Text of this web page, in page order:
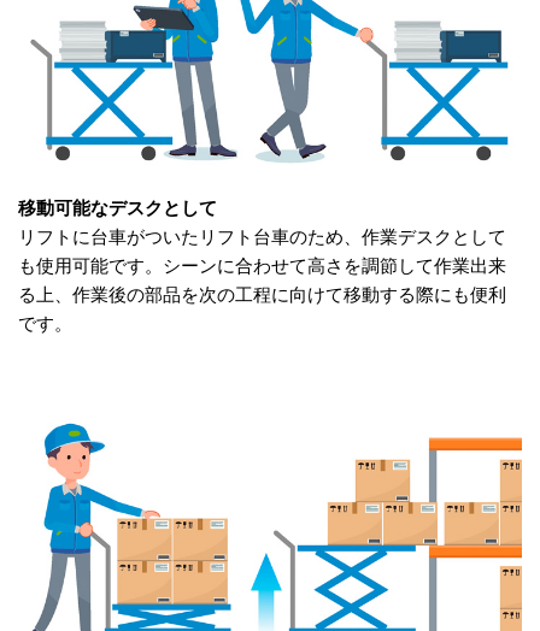
移動可能なデスクとして
リフトに台車がついたリフト台車のため、作業デスクとして
も使用可能です。シーンに合わせて高さを調節して作業出来
る上、作業後の部品を次の工程に向けて移動する際にも便利
です。